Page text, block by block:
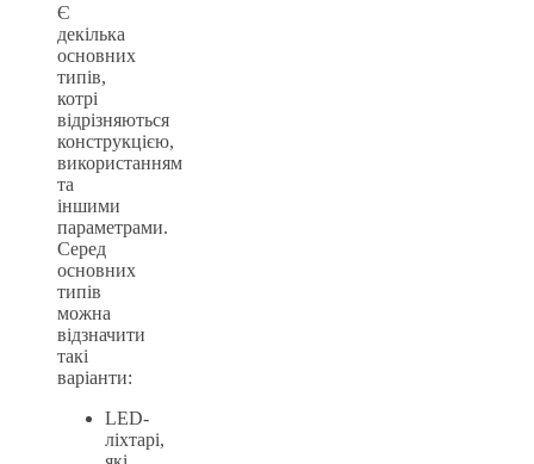
Є
декілька
основних
типів,
котрі
відрізняються
конструкцією,
використанням
та
іншими
параметрами.
Серед
основних
типів
можна
відзначити
такі
варіанти:
LED-
ліхтарі,